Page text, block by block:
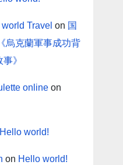
Travel on 国
烏克蘭軍事成功背
》
onlineon
Hello world!
on Hello world!